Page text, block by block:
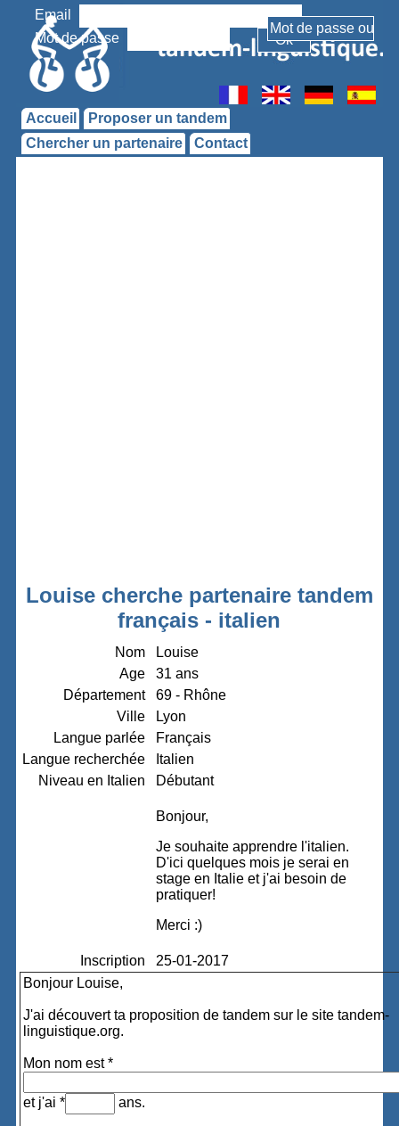
Email
Mot de passe
Accueil
Proposer un tandem
Chercher un partenaire
Contact
Louise cherche partenaire tandem
français - italien
Nom
Louise
Age
31 ans
Département
69 - Rhône
Ville
Lyon
Langue parlée
Français
Langue recherchée
Italien
Niveau en Italien
Débutant
Bonjour,
Je souhaite apprendre l'italien.
D'ici quelques mois je serai en
stage en Italie et j'ai besoin de
pratiquer!
Merci :)
Inscription
25-01-2017
Bonjour Louise,
J'ai découvert ta proposition de tandem sur le site tandem-
linguistique.org.
Mon nom est *
et j'ai * ans.